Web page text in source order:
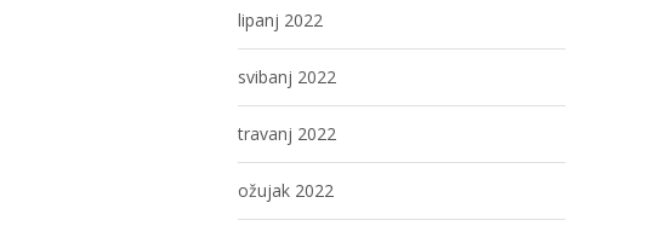
lipanj 2022
svibanj 2022
travanj 2022
ožujak 2022